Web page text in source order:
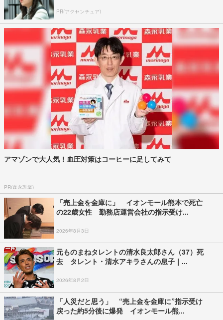
PR(アクセンチュア)
アマゾンで大人気！血圧対策はコーヒーに足してみて
PR(森永乳業)
「売上金を金庫に」 イオンモール熊本で死亡
の22歳女性 勤務店運営会社の指示受け...
2026年8月3日
元ものまねタレントの清水良太郎さん（37）死
去 タレント・清水アキラさんの息子｜...
2026年8月2日
「人災だと思う」 “売上金を金庫に”指示受け
戻った約5分後に爆発 イオンモール熊...